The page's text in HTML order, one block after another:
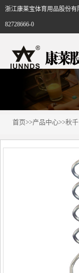
浙江康莱宝体育用品股份
82728666-0
首页>>产品中心>>秋千